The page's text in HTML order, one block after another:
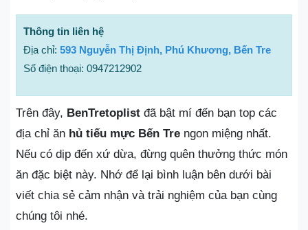
Thông tin liên hệ
Địa chỉ: 593 Nguyễn Thị Định, Phú Khương, Bến Tre
Số điện thoại: 0947212902
Trên đây, BenTretoplist đã bật mí đến bạn top các
địa chỉ ăn hủ tiếu mực Bến Tre ngon miệng nhất.
Nếu có dịp đến xứ dừa, đừng quên thưởng thức món
ăn đặc biệt này. Nhớ để lại bình luận bên dưới bài
viết chia sẻ cảm nhận và trải nghiệm của bạn cùng
chúng tôi nhé.